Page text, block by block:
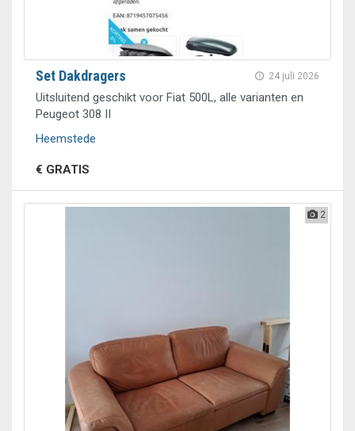
24 juli 2026
Set Dakdragers
Uitsluitend geschikt voor Fiat 500L, alle varianten en
Peugeot 308 II
Heemstede
€ GRATIS
2